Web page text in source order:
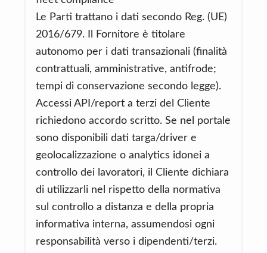
Le Parti trattano i dati secondo Reg. (UE)
2016/679. Il Fornitore è titolare
autonomo per i dati transazionali (finalità
contrattuali, amministrative, antifrode;
tempi di conservazione secondo legge).
Accessi API/report a terzi del Cliente
richiedono accordo scritto. Se nel portale
sono disponibili dati targa/driver e
geolocalizzazione o analytics idonei a
controllo dei lavoratori, il Cliente dichiara
di utilizzarli nel rispetto della normativa
sul controllo a distanza e della propria
informativa interna, assumendosi ogni
responsabilità verso i dipendenti/terzi.